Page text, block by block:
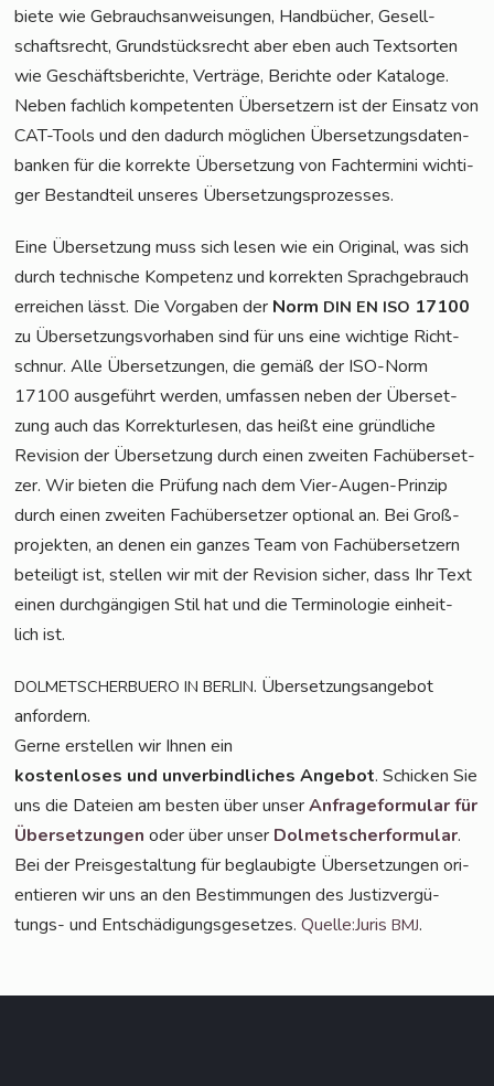
bie­te wie Gebrauchs­an­wei­sun­gen, Hand­bü­cher, Gesell­
schafts­recht, Grund­stücks­recht aber eben auch Text­sor­ten
wie Geschäfts­be­rich­te, Ver­trä­ge, Berich­te oder Kata­lo­ge.
Neben fach­lich kom­pe­ten­ten Über­set­zern ist der Ein­satz von
CAT-Tools und den dadurch mög­li­chen Über­set­zungs­da­ten­
ban­ken für die kor­rek­te Über­set­zung von Fach­ter­mi­ni wich­ti­
ger Bestand­teil unse­res Übersetzungsprozesses.
Eine Über­set­zung muss sich lesen wie ein Ori­gi­nal, was sich
durch tech­ni­sche Kom­pe­tenz und kor­rek­ten Sprach­ge­brauch
errei­chen lässt. Die Vor­ga­ben der Norm DIN EN ISO 17100
zu Über­set­zungs­vor­ha­ben sind für uns eine wich­ti­ge Richt­
schnur. Alle Über­set­zun­gen, die gemäß der ISO-Norm
17100 aus­ge­führt wer­den, umfas­sen neben der Über­set­
zung auch das Kor­rek­tur­le­sen, das heißt eine gründ­li­che
Revi­si­on der Über­set­zung durch einen zwei­ten Fach­über­set­
zer. Wir bie­ten die Prü­fung nach dem Vier-Augen-Prin­zip
durch einen zwei­ten Fach­über­set­zer optio­nal an. Bei Groß­
pro­jek­ten, an denen ein gan­zes Team von Fach­über­set­zern
betei­ligt ist, stel­len wir mit der Revi­si­on sicher, dass Ihr Text
einen durch­gän­gi­gen Stil hat und die Ter­mi­no­lo­gie ein­heit­
lich ist.
DOLMETSCHERBUERO IN BERLIN. Über­set­zungs­an­ge­bot
anfordern.
Ger­ne erstel­len wir Ihnen ein
kos­ten­lo­ses und unver­bind­li­ches Ange­bot. Schi­cken Sie
uns die Datei­en am bes­ten über unserAnfra­ge­for­mu­lar für
Über­set­zun­gen oder über unser Dol­met­scher­for­mu­lar.
Bei der Preis­ge­stal­tung für beglau­big­te Über­set­zun­gen ori­
en­tie­ren wir uns an den Bestim­mun­gen des Jus­tiz­ver­gü­
tungs- und Ent­schä­di­gungs­ge­set­zes.Quelle:JurisBMJ.